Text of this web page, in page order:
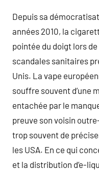
Depuis sa
années 2010, la
pointée du doigt lors
scandales sanitaires
Unis. La vape
souffre souvent d’une
entachée par le
preuve son voisin
trop souvent de
les USA. En ce qui
et la distribution d’e-